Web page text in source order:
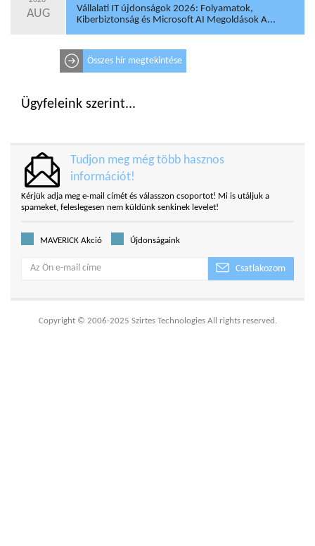
AUG
Vállalati IT újdonságok 2026: Folyamatok,
Kiberbiztonság és Microsoft AI Megoldások A...
Összes hír megtekintése
Ügyfeleink szerint...
Tudjon meg még több hasznos
információt!
Kérjük adja meg e-mail címét és válasszon csoportot! Mi is utáljuk a
spameket, feleslegesen nem küldünk senkinek levelet!
MAVERICK Akció Újdonságaink
Csatlakozom
Copyright © 2006-2025 Szirtes Technologies All rights reserved.